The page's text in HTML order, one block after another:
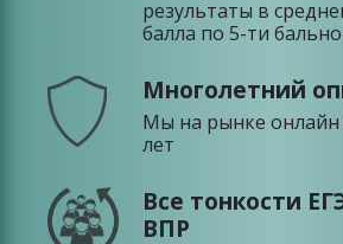
результаты в
балла по 5-ти
Многолетний
Мы на рынке онлайн
лет
Все тонкости
ВПР